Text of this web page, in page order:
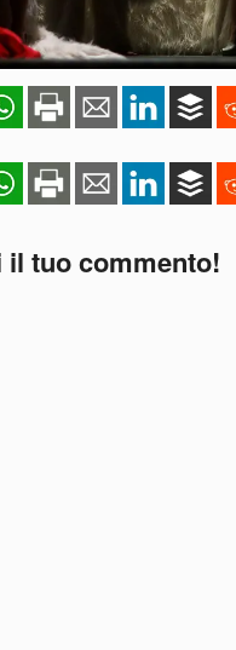
tuo commento!